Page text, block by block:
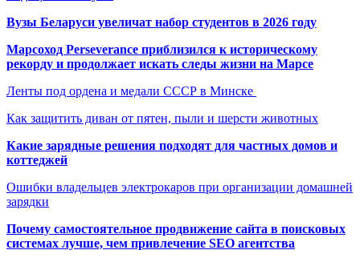
Вузы Беларуси увеличат набор студентов в 2026 году
Марсоход Perseverance приблизился к историческому
рекорду и продолжает искать следы жизни на Марсе
Ленты под ордена и медали СССР в Минске
Как защитить диван от пятен, пыли и шерсти животных
Какие зарядные решения подходят для частных домов и
коттеджей
Ошибки владельцев электрокаров при организации домашней
зарядки
Почему самостоятельное продвижение сайта в поисковых
системах лучше, чем привлечение SEO агентства